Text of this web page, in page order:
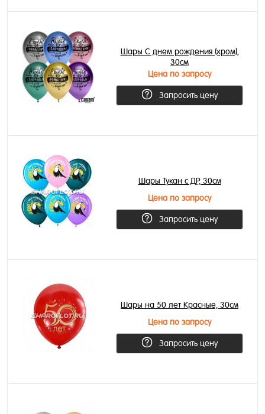
Шары С днем рождения (хром),
30см
Цена по запросу
Запросить цену
Шары Тукан с ДР, 30см
Цена по запросу
Запросить цену
Шары на 50 лет Красные, 30см
Цена по запросу
Запросить цену